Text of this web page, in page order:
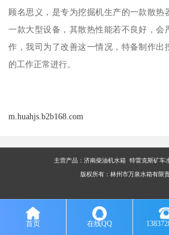
顾名思义，是专为挖掘机生产的一款散热
一款大型设备，其散热性能若不良好，会
作，我司为了改善这一情况，特备制作出
的工作正常进行。
m.huahjs.b2b168.com
主营产品： 济南柴油机水箱 特雷克斯矿车
版权所有：林州市万泉水箱有限
首页 在线QQ